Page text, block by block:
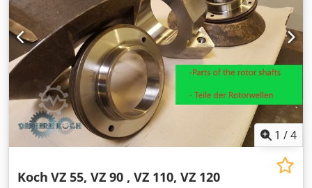
1 /4
Koch VZ 55, VZ 90 , VZ 110, VZ 120